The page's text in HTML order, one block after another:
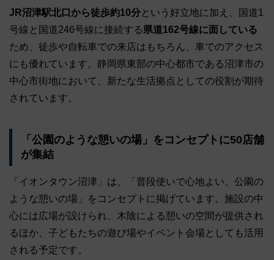
JR沼津駅北口から徒歩約10分という好立地に加え、国道1
号線と国道246号線に接続する県道162号線に面している
ため、徒歩や自転車での来店はもちろん、車でのアクセス
にも優れています。静岡県東部の中心都市である沼津市の
中心市街地において、新たな生活拠点としての役割が期待
されています。
「公園のような憩いの場」をコンセプトに50店舗
が集結
「イオンタウン沼津」は、「普段使いで心地よい、公園の
ような憩いの場」をコンセプトに掲げています。施設の中
心には広場が設けられ、木陰による憩いの空間が提供され
るほか、子どもたちの遊び場やイベント会場としても活用
される予定です。